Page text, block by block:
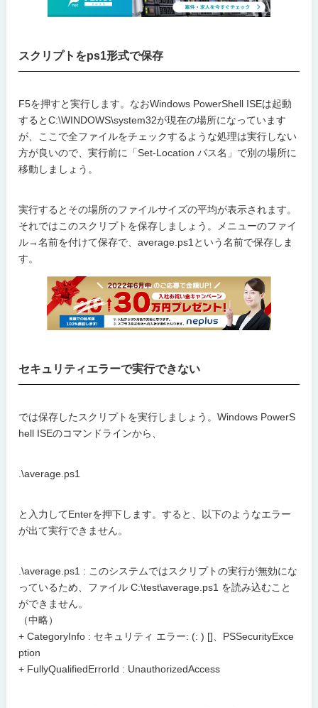
スクリプトをps1形式で保存
F5を押すと実行します。なおWindows PowerShell ISEは起動
するとC:\WINDOWS\system32が現在の場所になっています
が、ここで全ファイルをチェックするような処理は実行しない
方が良いので、実行前に「Set-Location パス名」で別の場所に
移動しましょう。
実行するとその場所のファイルサイズの平均が表示されます。
それではこのスクリプトを保存しましょう。メニューのファイ
ル→名前を付けて保存で、average.ps1という名前で保存しま
す。
セキュリティエラーで実行できない
では保存したスクリプトを実行しましょう。Windows PowerS
hell ISEのコマンドラインから、
.\average.ps1
と入力してEnterを押下します。すると、以下のようなエラー
が出て実行できません。
.\average.ps1 : このシステムではスクリプトの実行が無効にな
っているため、ファイル C:\test\average.ps1 を読み込むこと
ができません。
（中略）
+ CategoryInfo : セキュリティ エラー: (: ) []、PSSecurityExce
ption
+ FullyQualifiedErrorId : UnauthorizedAccess